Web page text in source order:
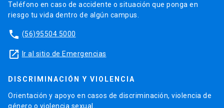
Teléfono en caso de accidente o situación que ponga en
riesgo tu vida dentro de algún campus.
phone (56)95504 5000
launch Ir al sitio de Emergencias
DISCRIMINACIÓN Y VIOLENCIA
Orientación y apoyo en casos de discriminación, violencia de
género o violencia sexual.